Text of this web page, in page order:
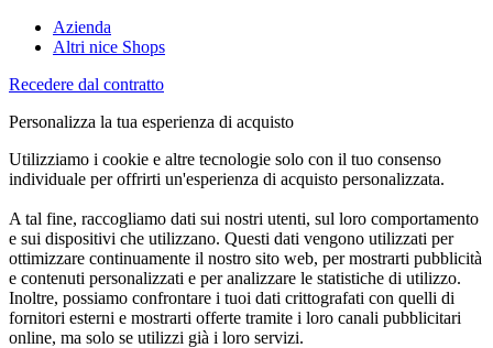
Azienda
Altri nice Shops
Recedere dal contratto
Personalizza la tua esperienza di acquisto
Utilizziamo i cookie e altre tecnologie solo con il tuo consenso
individuale per offrirti un'esperienza di acquisto personalizzata.
A tal fine, raccogliamo dati sui nostri utenti, sul loro comportamento
e sui dispositivi che utilizzano. Questi dati vengono utilizzati per
ottimizzare continuamente il nostro sito web, per mostrarti pubblicità
e contenuti personalizzati e per analizzare le statistiche di utilizzo.
Inoltre, possiamo confrontare i tuoi dati crittografati con quelli di
fornitori esterni e mostrarti offerte tramite i loro canali pubblicitari
online, ma solo se utilizzi già i loro servizi.